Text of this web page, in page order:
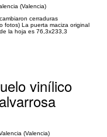
(Valencia)
cerraduras
fotos) La puerta maciza original
la hoja es 76,3x233,3
vinílico
(Valencia)